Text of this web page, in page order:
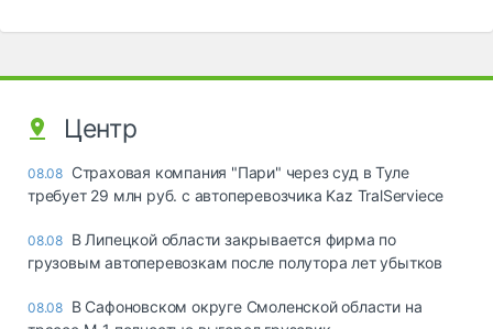
Центр
08.08 Страховая компания "Пари" через суд в Туле
требует 29 млн руб. с автоперевозчика Kaz TralServiece
08.08 В Липецкой области закрывается фирма по
грузовым автоперевозкам после полутора лет убытков
08.08 В Сафоновском округе Смоленской области на